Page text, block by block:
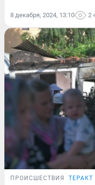
8 декабря, 2024, 13:10 2
ПРОИСШЕСТВИЯ ТЕРАКТ